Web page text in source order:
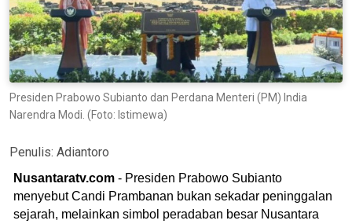
Presiden Prabowo Subianto dan Perdana Menteri (PM) India
Narendra Modi. (Foto: Istimewa)
Penulis: Adiantoro
Nusantaratv.com - Presiden Prabowo Subianto
menyebut Candi Prambanan bukan sekadar peninggalan
sejarah, melainkan simbol peradaban besar Nusantara